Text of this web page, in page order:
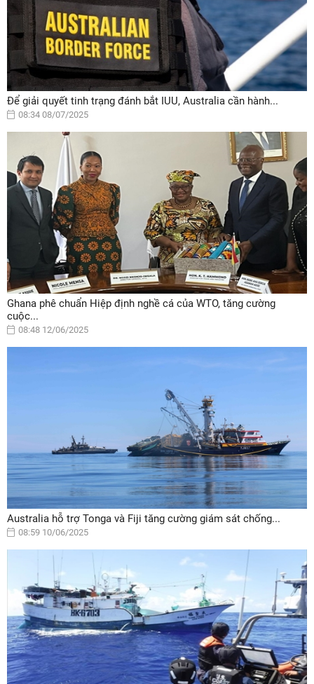
Để giải quyết tinh trạng đánh bắt IUU, Australia cần hành...
08:34 08/07/2025
Ghana phê chuẩn Hiệp định nghề cá của WTO, tăng cường
cuộc...
08:48 12/06/2025
Australia hỗ trợ Tonga và Fiji tăng cường giám sát chống...
08:59 10/06/2025